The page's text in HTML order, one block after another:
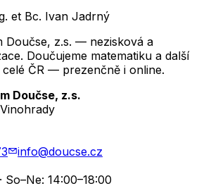
et Bc. Ivan Jadrný
Doučse, z.s. — nezisková a
Doučujeme matematiku a další
ČR — prezenčně i online.
Doučse, z.s.
info@doucse.cz
So–Ne: 14:00–18:00